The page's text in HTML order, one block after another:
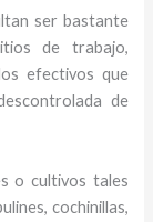
ser bastante
de trabajo,
efectivos que
de
o cultivos tales
cochinillas,